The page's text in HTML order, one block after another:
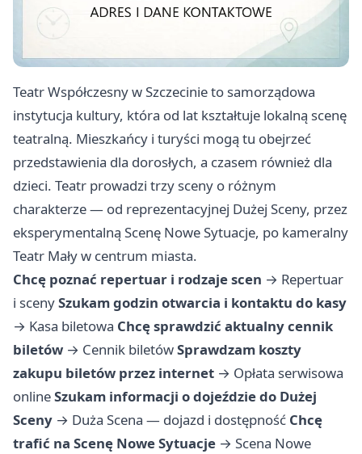
Teatr Współczesny w Szczecinie to samorządowa
instytucja kultury, która od lat kształtuje lokalną scenę
teatralną. Mieszkańcy i turyści mogą tu obejrzeć
przedstawienia dla dorosłych, a czasem również dla
dzieci. Teatr prowadzi trzy sceny o różnym
charakterze — od reprezentacyjnej Dużej Sceny, przez
eksperymentalną Scenę Nowe Sytuacje, po kameralny
Teatr Mały w centrum miasta.
Chcę poznać repertuar i rodzaje scen → Repertuar
i scenySzukam godzin otwarcia i kontaktu do kasy
→ Kasa biletowa Chcę sprawdzić aktualny cennik
biletów → Cennik biletówSprawdzam koszty
zakupu biletów przez internet → Opłata serwisowa
onlineSzukam informacji o dojeździe do Dużej
Sceny → Duża Scena — dojazd i dostępność Chcę
trafić na Scenę Nowe Sytuacje → Scena Nowe